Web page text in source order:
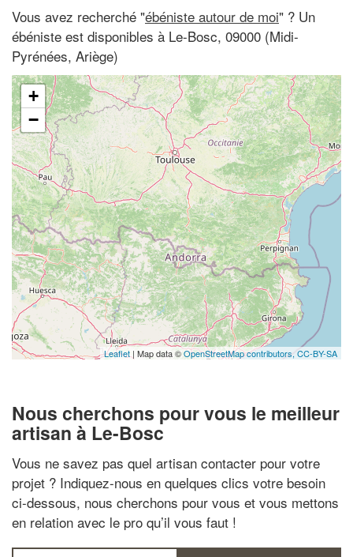
Vous avez recherché "ébéniste autour de moi" ? Un
ébéniste est disponibles à Le-Bosc, 09000 (Midi-
Pyrénées, Ariège)
+
−
Leaflet | Map data ©OpenStreetMap contributors, CC-BY-SA
Nous cherchons pour vous le meilleur
artisan à Le-Bosc
Vous ne savez pas quel artisan contacter pour votre
projet ? Indiquez-nous en quelques clics votre besoin
ci-dessous, nous cherchons pour vous et vous mettons
en relation avec le pro qu’il vous faut !